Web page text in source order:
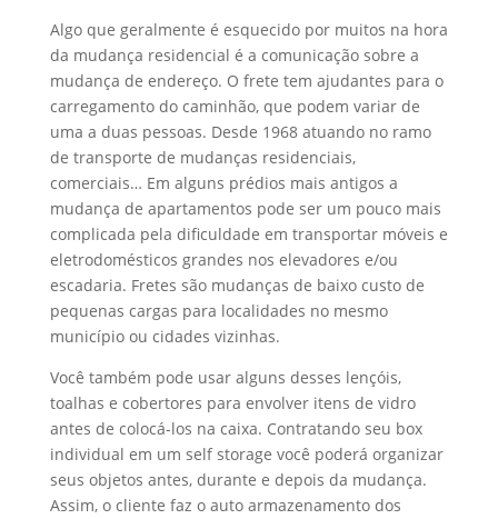
Algo que geralmente é esquecido por muitos na hora
da mudança residencial é a comunicação sobre a
mudança de endereço. O frete tem ajudantes para o
carregamento do caminhão, que podem variar de
uma a duas pessoas. Desde 1968 atuando no ramo
de transporte de mudanças residenciais,
comerciais… Em alguns prédios mais antigos a
mudança de apartamentos pode ser um pouco mais
complicada pela dificuldade em transportar móveis e
eletrodomésticos grandes nos elevadores e/ou
escadaria. Fretes são mudanças de baixo custo de
pequenas cargas para localidades no mesmo
município ou cidades vizinhas.
Você também pode usar alguns desses lençóis,
toalhas e cobertores para envolver itens de vidro
antes de colocá-los na caixa. Contratando seu box
individual em um self storage você poderá organizar
seus objetos antes, durante e depois da mudança.
Assim, o cliente faz o auto armazenamento dos